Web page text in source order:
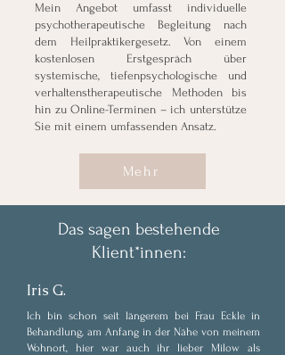
Mein Angebot umfasst individuelle
psychotherapeutische Begleitung nach
dem Heilpraktikergesetz. Von einem
kostenlosen Erstgespräch über
systemische, tiefenpsychologische und
verhaltenstherapeutische Methoden bis
hin zu Online-Terminen – ich unterstütze
Sie mit einem umfassenden Ansatz.
Mehr
Das sagen bestehende
Klient*innen:
Iris G.
Ich bin schon seit längerem bei Frau Eckle in
Behandlung, am Anfang in der Nähe von meinem
Wohnort, hier war auch ihr lieber Milow als